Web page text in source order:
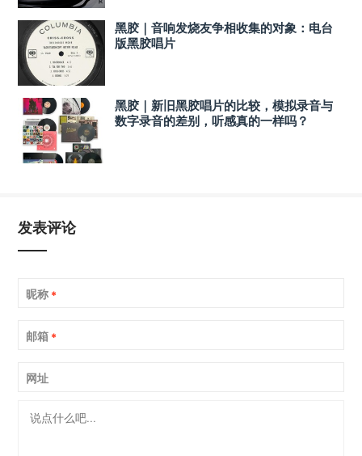
黑胶｜音响发烧友争相收集的对象：电台
版黑胶唱片
黑胶｜新旧黑胶唱片的比较，模拟录音与
数字录音的差别，听感真的一样吗？
发表评论
昵称 *
邮箱 *
网址